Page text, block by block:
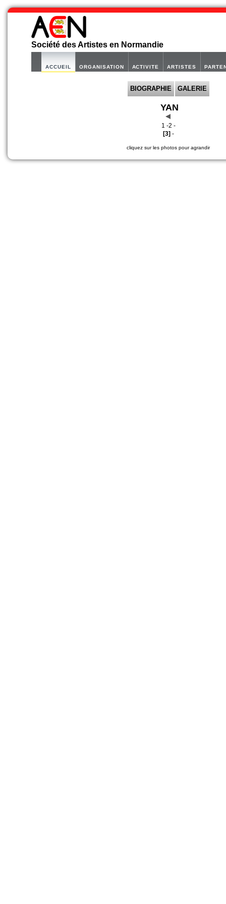
Société des Artistes en Normandie
ACCUEIL ORGANISATION ACTIVITE ARTISTES
BIOGRAPHIE GALERIE
YAN
1 -2 -
[3] -
cliquez sur les photos pour agrandir